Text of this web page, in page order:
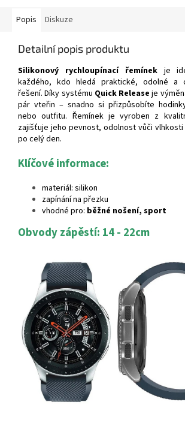
Popis Diskuze
Detailní popis produktu
Silikonový rychloupínací řemínekje
každého, kdo hledá praktické, odolné a
řešení. Díky systému Quick Release je
pár vteřin – snadno si přizpůsobíte
nebo outfitu. Řemínek je vyroben z
zajišťuje jeho pevnost, odolnost vůči
po celý den.
Klíčové informace:
materiál: silikon
zapínání na přezku
vhodné pro: běžné nošení, sport
Obvody zápěstí: 14 - 22cm